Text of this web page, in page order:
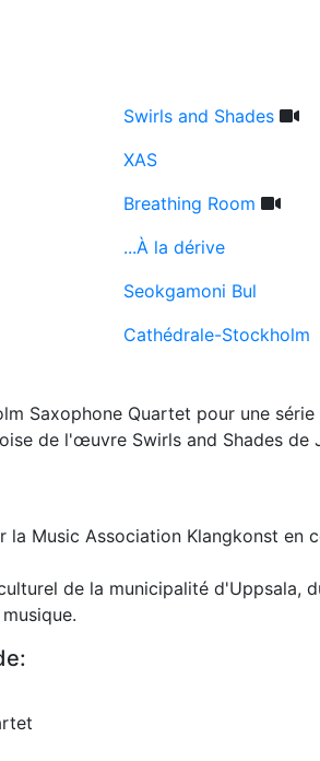
Swirls and Shades
XAS
Breathing Room
...À la dérive
Seokgamoni Bul
Cathédrale-Stockholm
Saxophone Quartet pour une
de l'œuvre Swirls and Shades de
la Music Association Klangkonst en
de la municipalité d'Uppsala,